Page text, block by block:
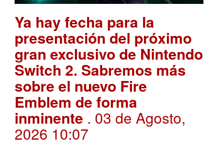
Ya hay fecha para la
presentación del próximo
gran exclusivo de Nintendo
Switch 2. Sabremos más
sobre el nuevo Fire
Emblem de forma
inminente . 03 de Agosto,
2026 10:07